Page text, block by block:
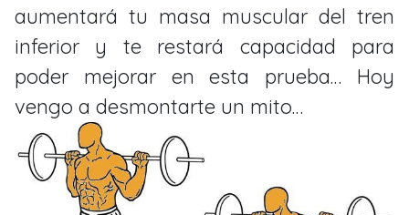
aumentará tu masa muscular del tren
inferior y te restará capacidad para
poder mejorar en esta prueba… Hoy
vengo a desmontarte un mito…